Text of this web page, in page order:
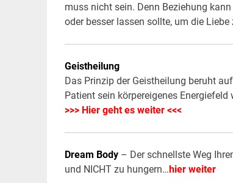
muss nicht sein. Denn Beziehung
oder besser lassen sollte, um die
Geistheilung
Das Prinzip der Geistheilung beruht
Patient sein körpereigenes
>>> Hier geht es weiter <<<
Dream Body – Der schnellste Weg
und NICHT zu hungern… hier weiter